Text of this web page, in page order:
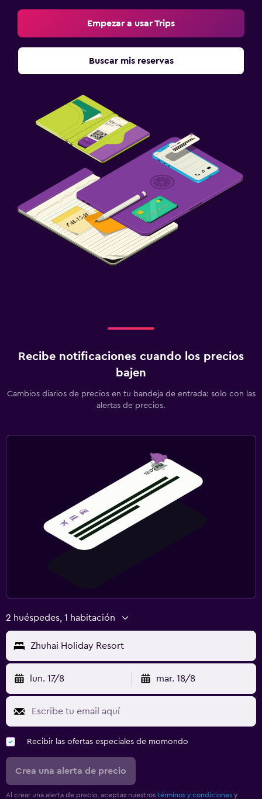
Empezar a usar Trips
Buscar mis reservas
Recibe notificaciones cuando los precios
bajen
Cambios diarios de precios en tu bandeja de entrada: solo con las
alertas de precios.
2 huéspedes, 1 habitación
Zhuhai Holiday Resort
lun. 17/8 mar. 18/8
Recibir las ofertas especiales de momondo
Crea una alerta de precio
Al crear una alerta de precio, aceptas nuestros términos y condiciones y